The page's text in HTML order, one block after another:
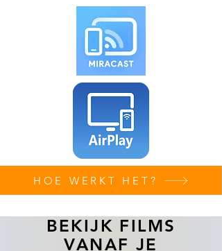
HOE WERKT HET?
BEKIJK FILMS
VANAF JE